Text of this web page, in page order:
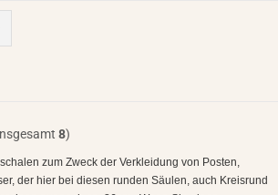
8)
zum Zweck der Verkleidung von Posten,
der hier bei diesen runden Säulen, auch Kreisrund